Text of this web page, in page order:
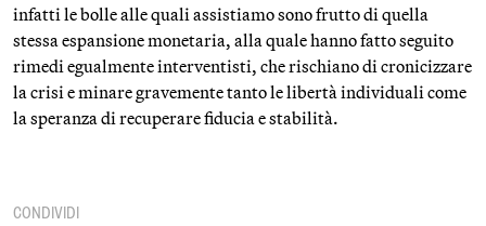
infatti le bolle alle quali assistiamo sono frutto di quella
stessa espansione monetaria, alla quale hanno fatto seguito
rimedi egualmente interventisti, che rischiano di cronicizzare
la crisi e minare gravemente tanto le libertà individuali come
la speranza di recuperare fiducia e stabilità.
CONDIVIDI